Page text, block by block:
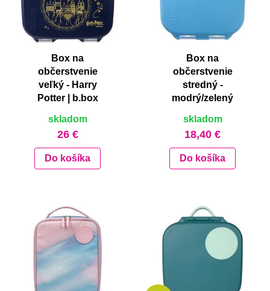
od najdrahšie
od najlacnejšie
od najdrahšie
Box na
občerstvenie
veľký - Harry
Potter | b.box
skladom
26 €
Do košíka
Box na
občerstvenie
stredný -
modrý/zelený
skladom
18,40 €
Do košíka